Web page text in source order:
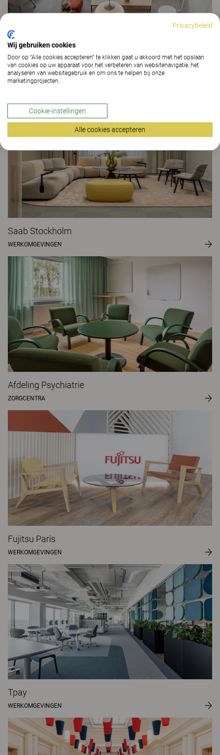
Menigo Gothenburg
Saab Stockholm
WERKOMGEVINGEN
Afdeling Psychiatrie
ZORGCENTRA
Fujitsu Paris
WERKOMGEVINGEN
Tpay
WERKOMGEVINGEN
Privacybeleid
Wij gebruiken cookies
Door op “Alle cookies accepteren” te klikken gaat u akkoord met het opslaan
van cookies op uw apparaat voor het verbeteren van websitenavigatie, het
analyseren van websitegebruik en om ons te helpen bij onze
marketingprojecten.
Cookie-instellingen
Alle cookies accepteren